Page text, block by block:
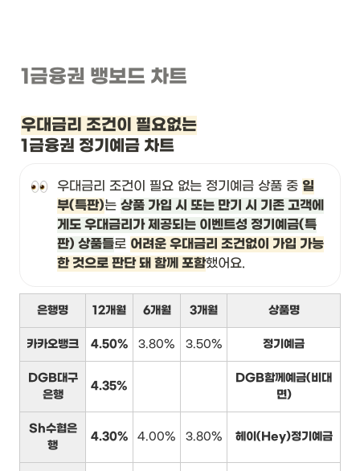
1금융권 뱅보드 차트
우대금리 조건이 필요없는
1금융권 정기예금 차트
우대금리 조건이 필요 없는 정기예금 상품 중 일
부(특판)는 상품 가입 시 또는 만기 시 기존 고객에
게도 우대금리가 제공되는 이벤트성 정기예금(특
판) 상품들로 어려운 우대금리 조건없이 가입 가능
한 것으로 판단 돼 함께 포함했어요.
은행명 12개월 6개월 3개월 상품명
카카오뱅크 4.50% 3.80% 3.50% 정기예금
DGB대구
은행
4.35%
DGB함께예금(비대
면)
Sh수협은
행
4.30% 4.00% 3.80% 헤이(Hey)정기예금